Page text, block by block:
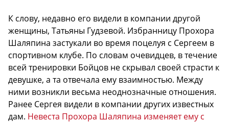
К слову, недавно его видели в компании другой
женщины, Татьяны Гудзевой. Избранницу Прохора
Шаляпина застукали во время поцелуя с Сергеем в
спортивном клубе. По словам очевидцев, в течение
всей тренировки Бойцов не скрывал своей страсти к
девушке, а та отвечала ему взаимностью. Между
ними возникли весьма неоднозначные отношения.
Ранее Сергея видели в компании других известных
дам. Невеста Прохора Шаляпина изменяет ему с